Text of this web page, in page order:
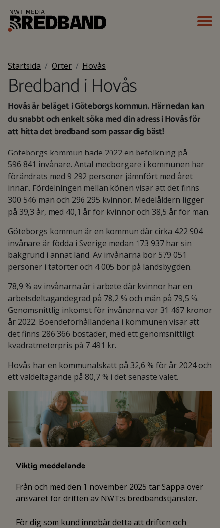
Startsida Orter Hovås
Bredband i Hovås
Hovås är beläget i Göteborgs kommun. Här nedan kan
du snabbt och enkelt söka med din adress i Hovås för
att hitta det bredband som passar dig bäst!
Göteborgs kommun hade 2022 en befolkning på
596 841 invånare. Antal medborgare i kommunen har
förändrats med 9 292 personer jämnfört med året
innan. Fördelningen mellan könen visar att det finns
300 546 män och 296 295 kvinnor. Medelåldern ligger
på 39,3 år, med 40,1 år för kvinnor och 38,5 år för män.
Göteborgs kommun är en kommun där cirka 422 904
invånare är födda i Sverige medan 173 937 har sin
bakgrund i annat land. Av invånarna bor 579 051
personer i tätorter och 4 005 bor på landsbygden.
78,9 % av invånarna är i arbete där kvinnor har en
arbetsdeltagandegrad på 78,2 % och män på 79,5 %.
Genomsnittlig inkomst för invånarna var 31 467 kronor
år 2022. Boendeförhållandena i kommunen visar att
det finns 286 366 bostäder, med ett genomsnittligt
kvadratmeterpris på 7 491 kr.
Hovås har en kommunalskatt på 32,6 % för år 2024 och
ett valdeltagande på 80,7 % i det senaste valet.
Viktig meddelande
Från och med den 1 november 2025 tar Sappa över
ansvaret för driften av NWT:s bredbandstjänster.
För dig som kund innebär detta att driften och